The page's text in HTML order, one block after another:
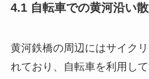
4.1 自転車での黄河沿い
黄河鉄橋の周辺にはサイク
れており、自転車を利用し